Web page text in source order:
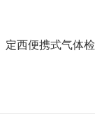
定西便携式气体检